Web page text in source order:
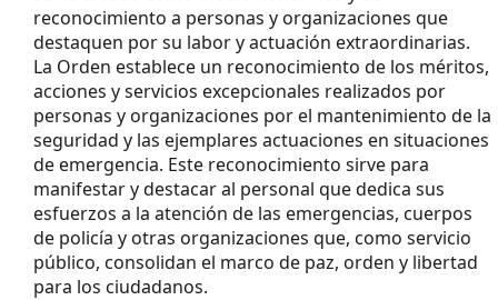
reconocimiento a personas y organizaciones que
destaquen por su labor y actuación extraordinarias.
La Orden establece un reconocimiento de los méritos,
acciones y servicios excepcionales realizados por
personas y organizaciones por el mantenimiento de la
seguridad y las ejemplares actuaciones en situaciones
de emergencia. Este reconocimiento sirve para
manifestar y destacar al personal que dedica sus
esfuerzos a la atención de las emergencias, cuerpos
de policía y otras organizaciones que, como servicio
público, consolidan el marco de paz, orden y libertad
para los ciudadanos.